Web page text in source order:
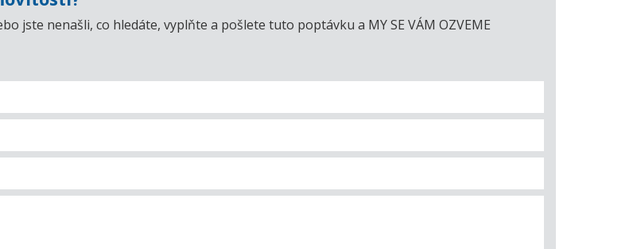
jste nenašli, co hledáte, vyplňte a pošlete tuto poptávku a MY SE VÁM OZVEME